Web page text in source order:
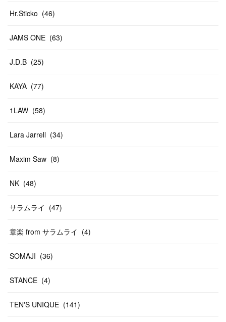
Hr.Sticko (46)
JAMS ONE (63)
J.D.B (25)
KAYA (77)
1LAW (58)
Lara Jarrell (34)
Maxim Saw (8)
NK (48)
サラムライ (47)
章楽 from サラムライ (4)
SOMAJI (36)
STANCE (4)
TEN'S UNIQUE (141)